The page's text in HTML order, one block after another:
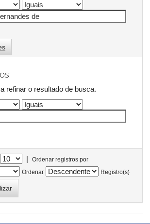
refinar o resultado de busca.
|
Ordenar registros por
Ordenar
Registro(s)